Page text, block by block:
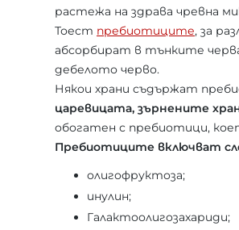
растежа на здрава чревна
Тоест пребиотиците, за
абсорбират в тънките
дебелото черво.
Някои храни съдържат
царевицата, зърнените
обогатен с пребиотици,
Пребиотиците включват
олигофруктоза;
инулин;
Галактоолигозахариди;